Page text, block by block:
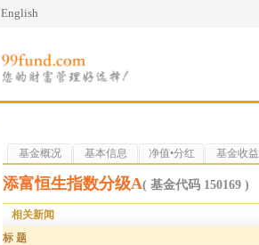
English
基金概况 基本信息 净值•分红 基金收益
添富恒生指数分级A( 基金代码 150169 )
相关新闻
标 题